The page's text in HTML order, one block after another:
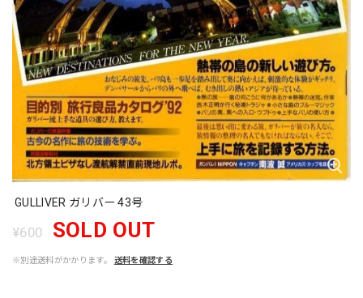
GULLIVER ガリバー 43号
¥600 SOLD OUT
※別途送料がかかります。 送料を確認する